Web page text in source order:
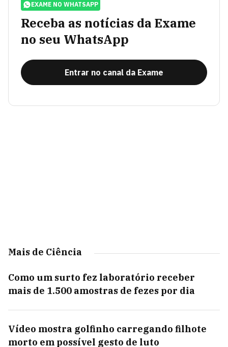
EXAME NO WHATSAPP
Receba as notícias da Exame
no seu WhatsApp
Entrar no canal da Exame
Mais de Ciência
Como um surto fez laboratório receber
mais de 1.500 amostras de fezes por dia
Vídeo mostra golfinho carregando filhote
morto em possível gesto de luto